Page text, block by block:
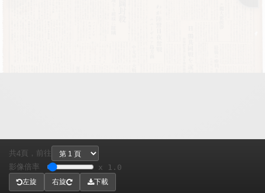
共4頁， 前往
影像倍率
x 1.0
左旋 右旋 下載